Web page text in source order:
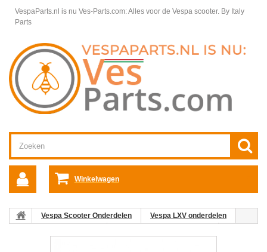
VespaParts.nl is nu Ves-Parts.com: Alles voor de Vespa scooter. By Italy
Parts
Winkelwagen
Vespa Scooter Onderdelen
Vespa LXV onderdelen